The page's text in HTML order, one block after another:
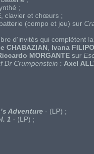
;
, clavier et chœurs ;
batterie (compo et jeu) sur
d’invités qui complètent
CHABAZIAN Ivana
MORGANTE sur
Dr Crumpenstein : Axel
Adventure - (LP) ;
1 - (LP) ;